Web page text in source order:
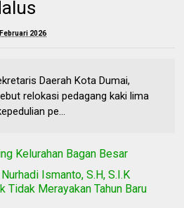
2026
Daerah Kota Dumai,
relokasi pedagang kaki lima
pe...
Kelurahan Bagan Besar
Ismanto, S.H, S.I.K
Tidak Merayakan Tahun Baru